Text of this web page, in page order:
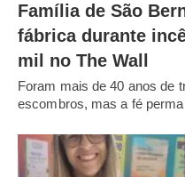
Família de São
fábrica durante
mil no The Wall
Foram mais de 40 anos de
escombros, mas a fé